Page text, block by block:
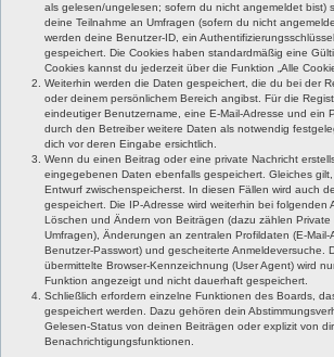
als gelesen/ungelesen; sofern du nicht angemeldet bist)
deine Teilnahme an Umfragen (sofern du nicht
werden deine Benutzer-ID, ein
gespeichert. Die Cookies haben standardmäßig eine
Cookies kannst du jederzeit über die Funktion „Alle
Weiterhin werden die Daten gespeichert, die du bei der
oder deinem persönlichem Bereich angibst. Für die
eindeutiger Benutzername, eine E-Mail-Adresse und ein
durch den Betreiber weitere Daten als notwendig
dich vor deren Eingabe ersichtlich.
Wenn du einen Beitrag oder eine private Nachricht
eingegebenen Daten ebenfalls gespeichert. Gleiches
Entwurf zwischenspeicherst. In diesen Fällen wird auch
gespeichert. Die IP-Adresse wird weiterhin bei folgenden
Löschen und Ändern von Beiträgen (dazu zählen Private
Umfragen), Änderungen an zentralen Profildaten (E-
Benutzer-Passwort) und gescheiterte Anmeldeversuche.
übermittelte Browser-Kennzeichnung (User Agent) wird
Funktion angezeigt und nicht dauerhaft gespeichert.
Schließlich erfordern einzelne Funktionen des Boards,
gespeichert werden. Dazu gehören dein
Gelesen-Status von deinen Beiträgen oder explizit von
Benachrichtigungsfunktionen.